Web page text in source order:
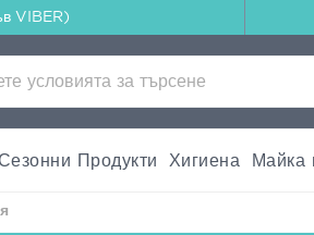
VIBER)
Продукти Хигиена Майка